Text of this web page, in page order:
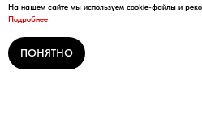
На нашем сайте мы используем cookie-файлы и
Подробнее
ПОНЯТНО